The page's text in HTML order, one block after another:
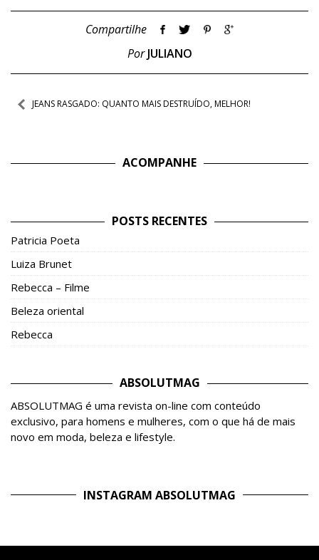
Compartilhe
PorJULIANO
Navegação
JEANS RASGADO: QUANTO MAIS DESTRUÍDO, MELHOR!
ACOMPANHE
POSTS RECENTES
Patricia Poeta
Luiza Brunet
Rebecca – Filme
Beleza oriental
Rebecca
ABSOLUTMAG
ABSOLUTMAG é uma revista on-line com conteúdo
exclusivo, para homens e mulheres, com o que há de mais
novo em moda, beleza e lifestyle.
INSTAGRAM ABSOLUTMAG